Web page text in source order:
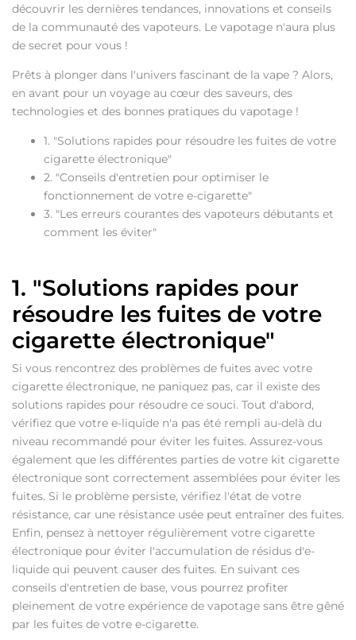
découvrir les dernières tendances, innovations et conseils
de la communauté des vapoteurs. Le vapotage n'aura plus
de secret pour vous !
Prêts à plonger dans l'univers fascinant de la vape ? Alors,
en avant pour un voyage au cœur des saveurs, des
technologies et des bonnes pratiques du vapotage !
1. "Solutions rapides pour résoudre les fuites de votre
cigarette électronique"
2. "Conseils d'entretien pour optimiser le
fonctionnement de votre e-cigarette"
3. "Les erreurs courantes des vapoteurs débutants et
comment les éviter"
1. "Solutions rapides pour
résoudre les fuites de votre
cigarette électronique"
Si vous rencontrez des problèmes de fuites avec votre
cigarette électronique, ne paniquez pas, car il existe des
solutions rapides pour résoudre ce souci. Tout d'abord,
vérifiez que votre e-liquide n'a pas été rempli au-delà du
niveau recommandé pour éviter les fuites. Assurez-vous
également que les différentes parties de votre kit cigarette
électronique sont correctement assemblées pour éviter les
fuites. Si le problème persiste, vérifiez l'état de votre
résistance, car une résistance usée peut entraîner des fuites.
Enfin, pensez à nettoyer régulièrement votre cigarette
électronique pour éviter l'accumulation de résidus d'e-
liquide qui peuvent causer des fuites. En suivant ces
conseils d'entretien de base, vous pourrez profiter
pleinement de votre expérience de vapotage sans être gêné
par les fuites de votre e-cigarette.